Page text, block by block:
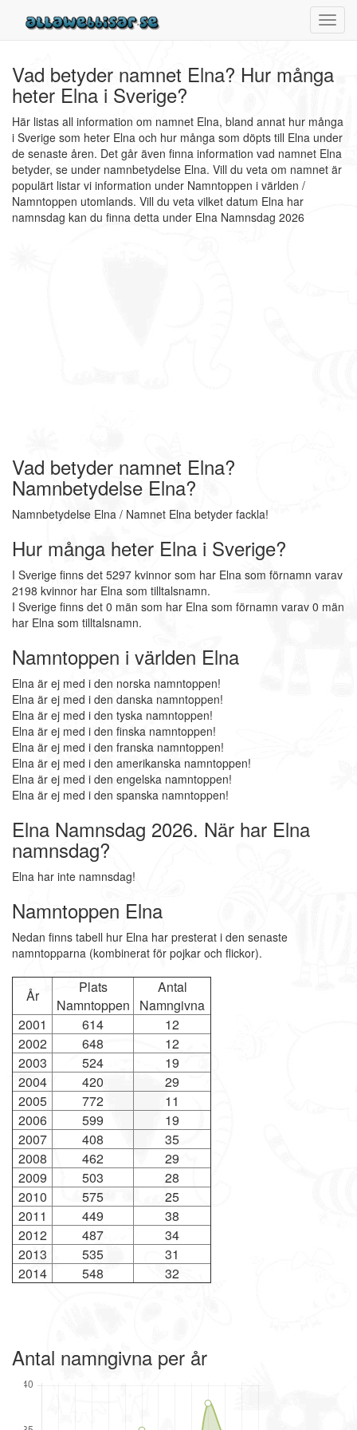
Vad betyder namnet Elna? Hur många
heter Elna i Sverige?
Här listas all information om namnet Elna, bland annat hur många
i Sverige som heter Elna och hur många som döpts till Elna under
de senaste åren. Det går även finna information vad namnet Elna
betyder, se under namnbetydelse Elna. Vill du veta om namnet är
populärt listar vi information under Namntoppen i världen /
Namntoppen utomlands. Vill du veta vilket datum Elna har
namnsdag kan du finna detta under Elna Namnsdag 2026
Vad betyder namnet Elna?
Namnbetydelse Elna?
Namnbetydelse Elna / Namnet Elna betyder fackla!
Hur många heter Elna i Sverige?
I Sverige finns det 5297 kvinnor som har Elna som förnamn varav
2198 kvinnor har Elna som tilltalsnamn.
I Sverige finns det 0 män som har Elna som förnamn varav 0 män
har Elna som tilltalsnamn.
Namntoppen i världen Elna
Elna är ej med i den norska namntoppen!
Elna är ej med i den danska namntoppen!
Elna är ej med i den tyska namntoppen!
Elna är ej med i den finska namntoppen!
Elna är ej med i den franska namntoppen!
Elna är ej med i den amerikanska namntoppen!
Elna är ej med i den engelska namntoppen!
Elna är ej med i den spanska namntoppen!
Elna Namnsdag 2026. När har Elna
namnsdag?
Elna har inte namnsdag!
Namntoppen Elna
Nedan finns tabell hur Elna har presterat i den senaste
namntopparna (kombinerat för pojkar och flickor).
År
Plats
Namntoppen
Antal
Namngivna
2001
614
12
2002
648
12
2003
524
19
2004
420
29
2005
772
11
2006
599
19
2007
408
35
2008
462
29
2009
503
28
2010
575
25
2011
449
38
2012
487
34
2013
535
31
2014
548 32
Antal namngivna per år